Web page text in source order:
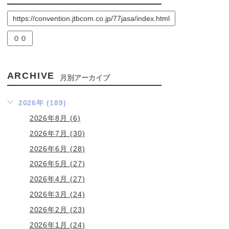
https://convention.jtbcom.co.jp/77jasa/index.html
００
ARCHIVE 月別アーカイブ
2026年 (189)
2026年8月 (6)
2026年7月 (30)
2026年6月 (28)
2026年5月 (27)
2026年4月 (27)
2026年3月 (24)
2026年2月 (23)
2026年1月 (24)